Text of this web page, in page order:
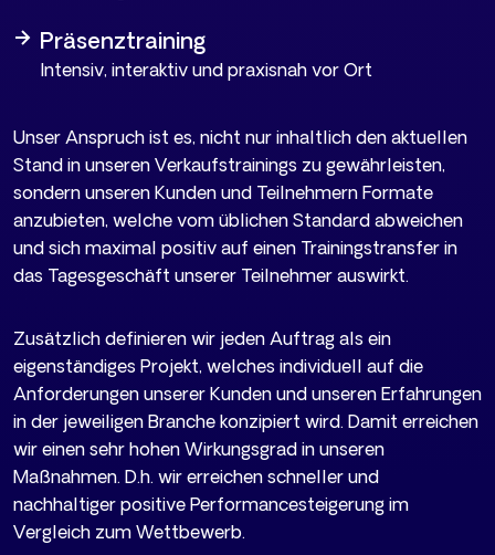
Präsenztraining
Intensiv, interaktiv und praxisnah vor Ort
Unser Anspruch ist es, nicht nur inhaltlich den aktuellen
Stand in unseren Verkaufstrainings zu gewährleisten,
sondern unseren Kunden und Teilnehmern Formate
anzubieten, welche vom üblichen Standard abweichen
und sich maximal positiv auf einen Trainingstransfer in
das Tagesgeschäft unserer Teilnehmer auswirkt.
Zusätzlich definieren wir jeden Auftrag als ein
eigenständiges Projekt, welches individuell auf die
Anforderungen unserer Kunden und unseren Erfahrungen
in der jeweiligen Branche konzipiert wird. Damit erreichen
wir einen sehr hohen Wirkungsgrad in unseren
Maßnahmen. D.h. wir erreichen schneller und
nachhaltiger positive Performancesteigerung im
Vergleich zum Wettbewerb.